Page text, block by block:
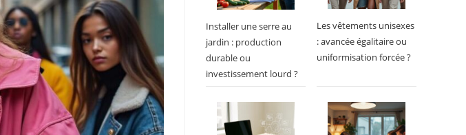
Installer une serre au
jardin : production
durable ou
investissement lourd ?
Les vêtements unisexes
: avancée égalitaire ou
uniformisation forcée ?